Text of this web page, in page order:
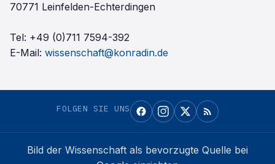
70771 Leinfelden-Echterdingen
Tel: +49 (0)711 7594-392
E-Mail: wissenschaft@konradin.de
FOLGEN SIE UNS
Bild der Wissenschaft als bevorzugte Quelle bei